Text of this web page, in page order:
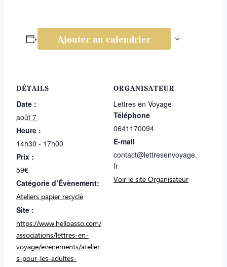
Ajouter au calendrier
DÉTAILS
Date :
août 7
Heure :
14h30 - 17h00
Prix :
59€
Catégorie d’Évènement:
Ateliers papier recyclé
Site :
https://www.helloasso.com/
associations/lettres-en-
voyage/evenements/atelier
s-pour-les-adultes-
ORGANISATEUR
Lettres en Voyage
Téléphone
0641170094
E-mail
contact@lettresenvoyage.
fr
Voir le site Organisateur